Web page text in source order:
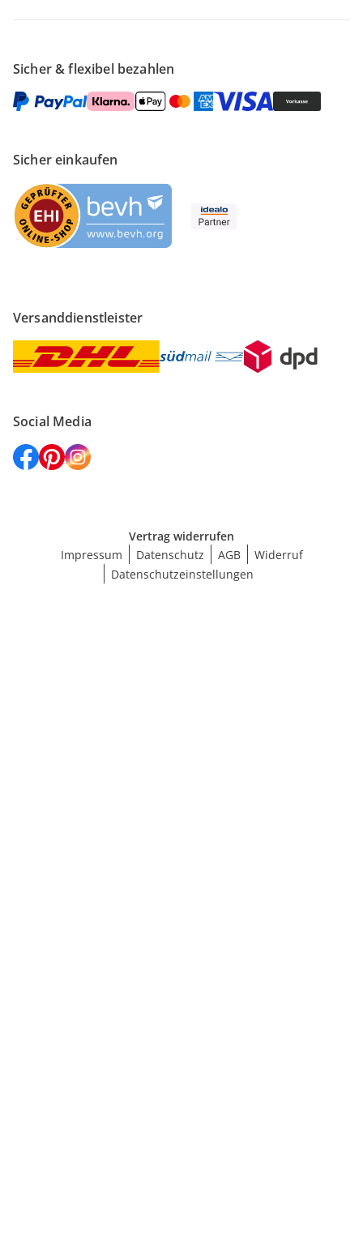
Sicher & flexibel bezahlen
Sicher einkaufen
Versanddienstleister
Social Media
Vertrag widerrufen
Impressum
Datenschutz AGB
Widerruf
Datenschutzeinstellungen